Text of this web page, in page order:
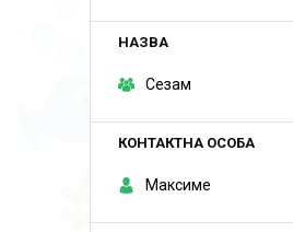
Сезам
Максиме